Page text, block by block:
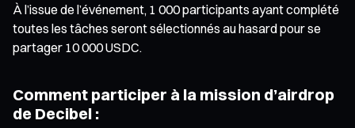
À l’issue de l’événement, 1 000 participants ayant complété
toutes les tâches seront sélectionnés au hasard pour se
partager 10 000 USDC.
Comment participer à la mission d’airdrop
de Decibel :